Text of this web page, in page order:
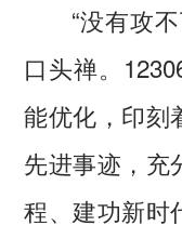
“没有攻不
口头禅。
能优化，印刻
先进事迹，充
程、建功新时